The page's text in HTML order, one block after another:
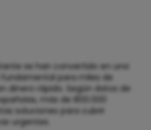
se han convertido en una
para miles de
dinero rápido. Según datos de
más de 800.000
soluciones para cubrir
urgentes.